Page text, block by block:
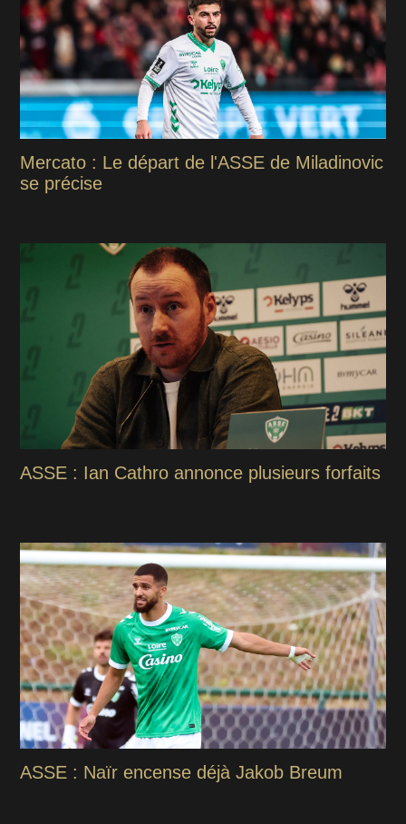
Mercato : Le départ de l'ASSE de Miladinovic
se précise
ASSE : Ian Cathro annonce plusieurs forfaits
ASSE : Naïr encense déjà Jakob Breum